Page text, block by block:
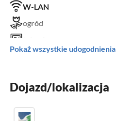
W-LAN
ogród
taras
pralka
Pokaż wszystkie udogodnienia
Dojazd/lokalizacja